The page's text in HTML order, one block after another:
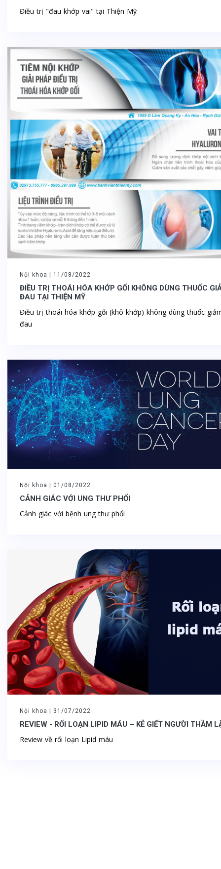
Điều trị "đau khớp vai" tại Thiện Mỹ
Nội khoa | 11/08/2022
ĐIỀU TRỊ THOÁI HÓA KHỚP GỐI KHÔNG DÙNG THUỐC
ĐAU TẠI THIỆN MỸ
Điều trị thoái hóa khớp gối (khô khớp) không dùng thuốc
đau
Nội khoa | 01/08/2022
CẢNH GIÁC VỚI UNG THƯ PHỔI
Cảnh giác với bệnh ung thư phổi
Nội khoa | 31/07/2022
REVIEW - RỐI LOẠN LIPID MÁU – KẺ GIẾT NGƯỜI THẦM
Review về rối loạn Lipid máu